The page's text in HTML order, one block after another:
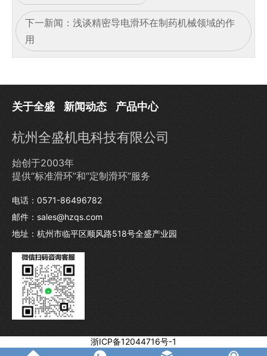
下一新闻： 浅谈精密导电滑环在制药机械领域的作
用
关于全盛 新闻动态 产品中心
杭州全盛机电科技有限公司
始创于2003年
提供“标准滑环”和“定制滑环”服务
电话：0571-86496782
邮件：sales@hzqs.com
地址：杭州市临平区顺风路518号全盛产业园
浙ICP备12044716号-1